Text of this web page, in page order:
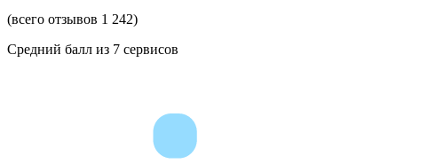
(всего отзывов 1 242)
Средний балл из 7 сервисов